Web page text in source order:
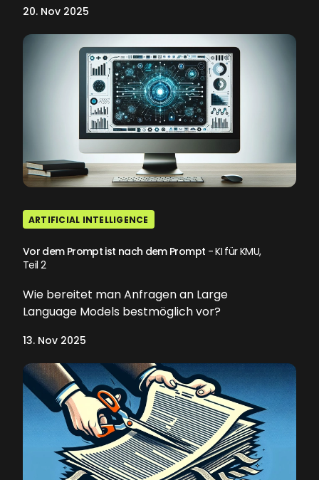
20. Nov 2025
ARTIFICIAL INTELLIGENCE
Vor dem Prompt ist nach dem Prompt - KI für KMU,
Teil 2
Wie bereitet man Anfragen an Large
Language Models bestmöglich vor?
13. Nov 2025